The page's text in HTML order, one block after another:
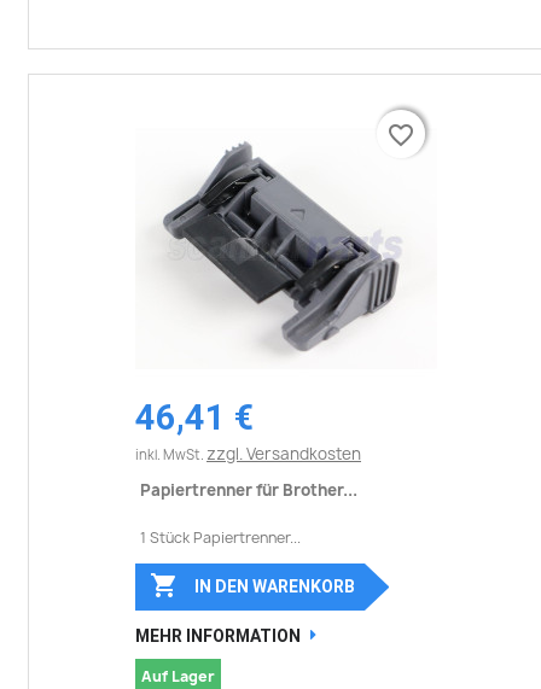
46,41 €
inkl. MwSt. zzgl. Versandkosten
Papiertrenner für Brother...
1 Stück Papiertrenner...
favorite_border
 IN DEN WARENKORB
MEHR INFORMATION
Auf Lager
favorite_border